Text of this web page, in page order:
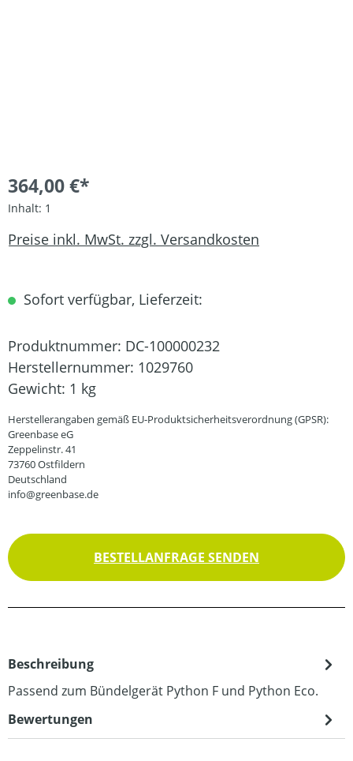
364,00 €*
Inhalt: 1
Preise inkl. MwSt. zzgl. Versandkosten
Sofort verfügbar, Lieferzeit:
Produktnummer: DC-100000232
Herstellernummer: 1029760
Gewicht: 1 kg
Herstellerangaben gemäß EU-Produktsicherheitsverordnung (GPSR):
Greenbase eG
Zeppelinstr. 41
73760 Ostfildern
Deutschland
info@greenbase.de
BESTELLANFRAGE SENDEN
Beschreibung
Passend zum Bündelgerät Python F und Python Eco.
Bewertungen